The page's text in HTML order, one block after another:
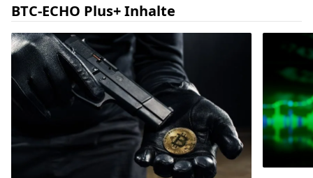
BTC-ECHO Plus+ Inhalte